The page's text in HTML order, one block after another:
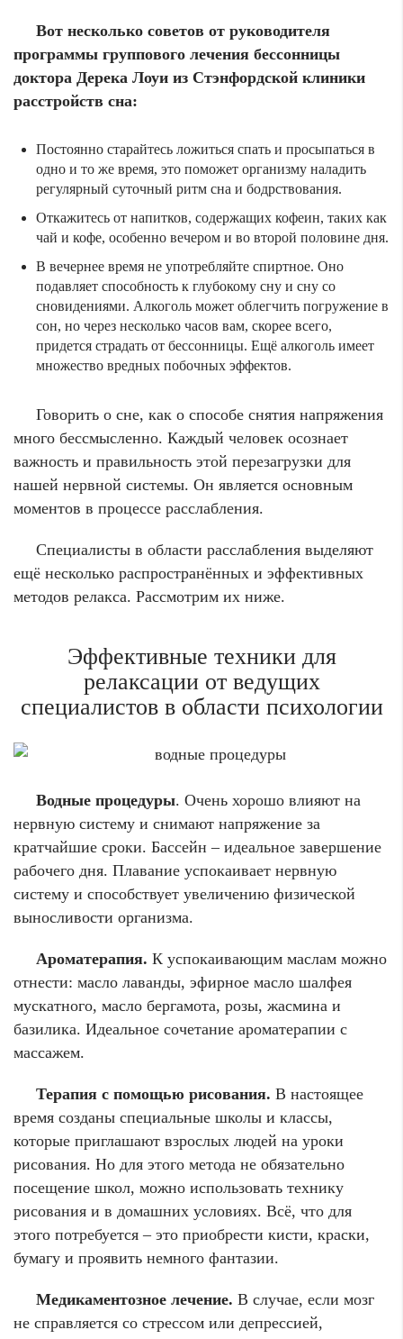
Вот несколько советов от руководителя
программы группового лечения бессонницы
доктора Дерека Лоуи из Стэнфордской клиники
расстройств сна:
Постоянно старайтесь ложиться спать и просыпаться в
одно и то же время, это поможет организму наладить
регулярный суточный ритм сна и бодрствования.
Откажитесь от напитков, содержащих кофеин, таких как
чай и кофе, особенно вечером и во второй половине дня.
В вечернее время не употребляйте спиртное. Оно
подавляет способность к глубокому сну и сну со
сновидениями. Алкоголь может облегчить погружение в
сон, но через несколько часов вам, скорее всего,
придется страдать от бессонницы. Ещё алкоголь имеет
множество вредных побочных эффектов.
Говорить о сне, как о способе снятия напряжения
много бессмысленно. Каждый человек осознает
важность и правильность этой перезагрузки для
нашей нервной системы. Он является основным
моментов в процессе расслабления.
Специалисты в области расслабления выделяют
ещё несколько распространённых и эффективных
методов релакса. Рассмотрим их ниже.
Эффективные техники для
релаксации от ведущих
специалистов в области психологии
Водные процедуры. Очень хорошо влияют на
нервную систему и снимают напряжение за
кратчайшие сроки. Бассейн – идеальное завершение
рабочего дня. Плавание успокаивает нервную
систему и способствует увеличению физической
выносливости организма.
Ароматерапия. К успокаивающим маслам можно
отнести: масло лаванды, эфирное масло шалфея
мускатного, масло бергамота, розы, жасмина и
базилика. Идеальное сочетание ароматерапии с
массажем.
Терапия с помощью рисования. В настоящее
время созданы специальные школы и классы,
которые приглашают взрослых людей на уроки
рисования. Но для этого метода не обязательно
посещение школ, можно использовать технику
рисования и в домашних условиях. Всё, что для
этого потребуется – это приобрести кисти, краски,
бумагу и проявить немного фантазии.
Медикаментозное лечение. В случае, если мозг
не справляется со стрессом или депрессией,